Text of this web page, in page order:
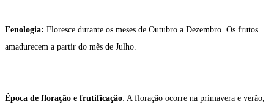
Fenologia: Floresce durante os meses de Outubro a Dezembro. Os frutos
amadurecem a partir do mês de Julho.
Época de floração e frutificação: A floração ocorre na primavera e verão,